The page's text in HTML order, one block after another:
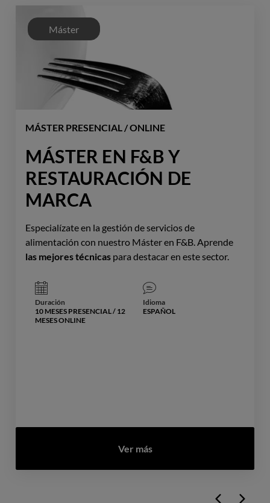
MÁSTER PRESENCIAL / ONLINE
MÁSTER EN F&B Y
RESTAURACIÓN DE
MARCA
Especialízate en la gestión de servicios de
alimentación con nuestro Máster en F&B. Aprende
las mejores técnicas para destacar en este sector.
Duración
10 MESES PRESENCIAL / 12
MESES ONLINE
Idioma
ESPAÑOL
Ver más
Máster